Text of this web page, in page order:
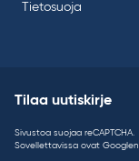
Tietosuoja
Tilaa uutiskirje
Sivustoa suojaa reCAPTCHA.
Sovellettavissa ovat Googlen